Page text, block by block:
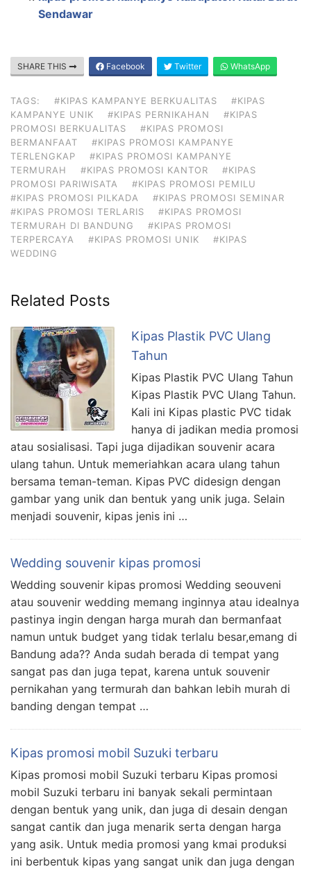
Sendawar
SHARE THIS Facebook Twitter WhatsApp
TAGS: #KIPAS KAMPANYE BERKUALITAS
#KIPAS
KAMPANYE UNIK
#KIPAS PERNIKAHAN
#KIPAS
PROMOSI BERKUALITAS
#KIPAS PROMOSI
BERMANFAAT
#KIPAS PROMOSI KAMPANYE
TERLENGKAP
#KIPAS PROMOSI KAMPANYE
TERMURAH
#KIPAS PROMOSI KANTOR
#KIPAS
PROMOSI PARIWISATA
#KIPAS PROMOSI PEMILU
#KIPAS PROMOSI PILKADA
#KIPAS PROMOSI SEMINAR
#KIPAS PROMOSI TERLARIS
#KIPAS PROMOSI
TERMURAH DI BANDUNG
#KIPAS PROMOSI
TERPERCAYA
#KIPAS PROMOSI UNIK
#KIPAS
WEDDING
Related Posts
Kipas Plastik PVC Ulang
Tahun
Kipas Plastik PVC Ulang Tahun
Kipas Plastik PVC Ulang Tahun.
Kali ini Kipas plastic PVC tidak
hanya di jadikan media promosi
atau sosialisasi. Tapi juga dijadikan souvenir acara
ulang tahun. Untuk memeriahkan acara ulang tahun
bersama teman-teman. Kipas PVC didesign dengan
gambar yang unik dan bentuk yang unik juga. Selain
menjadi souvenir, kipas jenis ini …
Wedding souvenir kipas promosi
Wedding souvenir kipas promosi Wedding seouveni
atau souvenir wedding memang inginnya atau idealnya
pastinya ingin dengan harga murah dan bermanfaat
namun untuk budget yang tidak terlalu besar,emang di
Bandung ada?? Anda sudah berada di tempat yang
sangat pas dan juga tepat, karena untuk souvenir
pernikahan yang termurah dan bahkan lebih murah di
banding dengan tempat …
Kipas promosi mobil Suzuki terbaru
Kipas promosi mobil Suzuki terbaru Kipas promosi
mobil Suzuki terbaru ini banyak sekali permintaan
dengan bentuk yang unik, dan juga di desain dengan
sangat cantik dan juga menarik serta dengan harga
yang asik. Untuk media promosi yang kmai produksi
ini berbentuk kipas yang sangat unik dan juga dengan